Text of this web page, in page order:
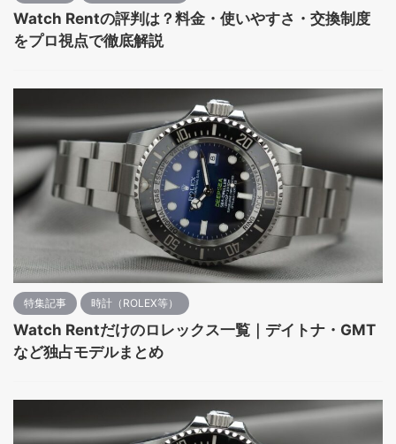
Watch Rentの評判は？料金・使いやすさ・交換制度
をプロ視点で徹底解説
特集記事 時計（ROLEX等）
Watch Rentだけのロレックス一覧｜デイトナ・GMT
など独占モデルまとめ